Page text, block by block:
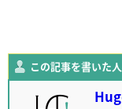
この記事を書いた人